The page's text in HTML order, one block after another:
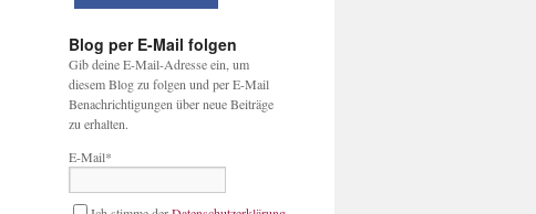
Blog per E-Mail folgen
Gib deine E-Mail-Adresse ein, um
diesem Blog zu folgen und per E-Mail
Benachrichtigungen über neue Beiträge
zu erhalten.
E-Mail*